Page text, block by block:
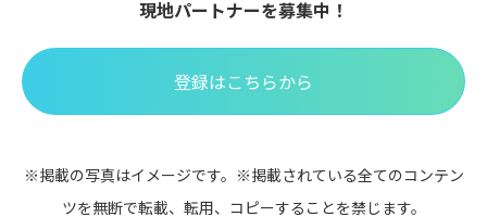
現地パートナーを募集中！
登録はこちらから
※掲載の写真はイメージです。※掲載されている全てのコンテン
ツを無断で転載、転用、コピーすることを禁じます。